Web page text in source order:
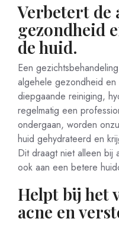
Verbetert de
gezondheid
de huid.
Een
algehele gezondheid
diepgaande reiniging,
regelmatig een
ondergaan, worden
huid gehydrateerd en
Dit draagt niet alleen bij
ook aan een betere
Helpt bij het
acne en